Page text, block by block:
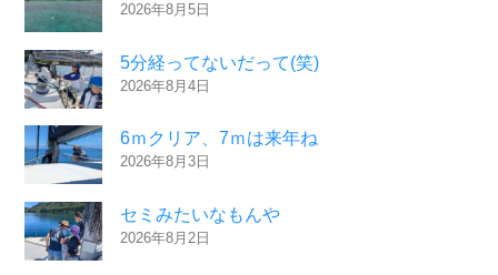
2026年8月5日
5分経ってないだって(笑)
2026年8月4日
6ｍクリア、7ｍは来年ね
2026年8月3日
セミみたいなもんや
2026年8月2日